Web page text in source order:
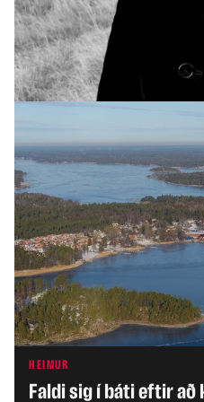
INNLENT
Yfirvöld halda áfram
og mítlum
HEIMUR
Faldi sig í báti eftir